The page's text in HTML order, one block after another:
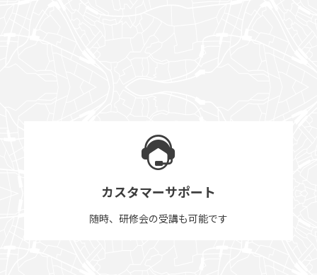
カスタマーサポート
随時、研修会の受講も可能です